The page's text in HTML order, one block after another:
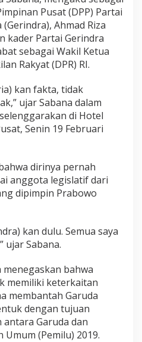
Pusat (DPP) Partai
Ahmad Riza
kader Partai Gerindra
sebagai Wakil Ketua
Rakyat (DPR) RI.
kan fakta, tidak
ujar Sabana dalam
di Hotel
Senin 19 Februari
dirinya pernah
anggota legislatif dari
dipimpin Prabowo
kan dulu. Semua saya
ujar Sabana.
menegaskan bahwa
memiliki keterkaitan
membantah Garuda
dengan tujuan
antara Garuda dan
(Pemilu) 2019.